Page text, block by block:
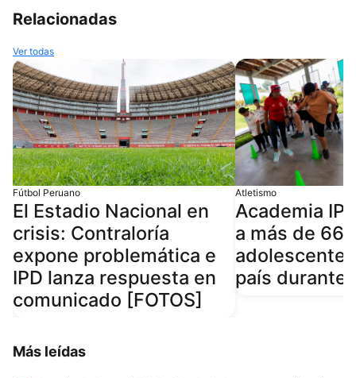
Relacionadas
Ver todas
Fútbol Peruano
El Estadio Nacional en
crisis: Contraloría
expone problemática e
IPD lanza respuesta en
comunicado [FOTOS]
Atletismo
Academia
a más de 66
país durante
Más leídas